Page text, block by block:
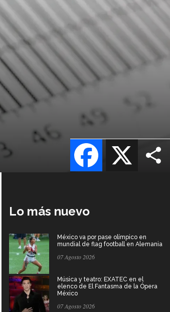
X
Facebook
Lo más nuevo
México va por pase olímpico en
mundial de flag football en Alemania
07 Agosto 2026
Música y teatro: EXATEC en el
elenco de El Fantasma de la Ópera
México
07 Agosto 2026